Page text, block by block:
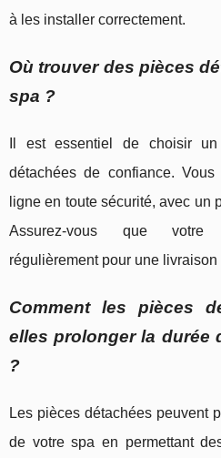
à les installer correctement.
Où trouver des pièces
spa ?
Il est essentiel de choisir
détachées de confiance.
ligne en toute sécurité, avec un
Assurez-vous que votre
régulièrement pour une livraison
Comment les pièces
elles prolonger la durée
?
Les pièces détachées peuvent
de votre spa en permettant